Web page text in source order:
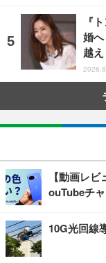
『
婚
越え
【動画レ
ouTubeチ
10G光回線